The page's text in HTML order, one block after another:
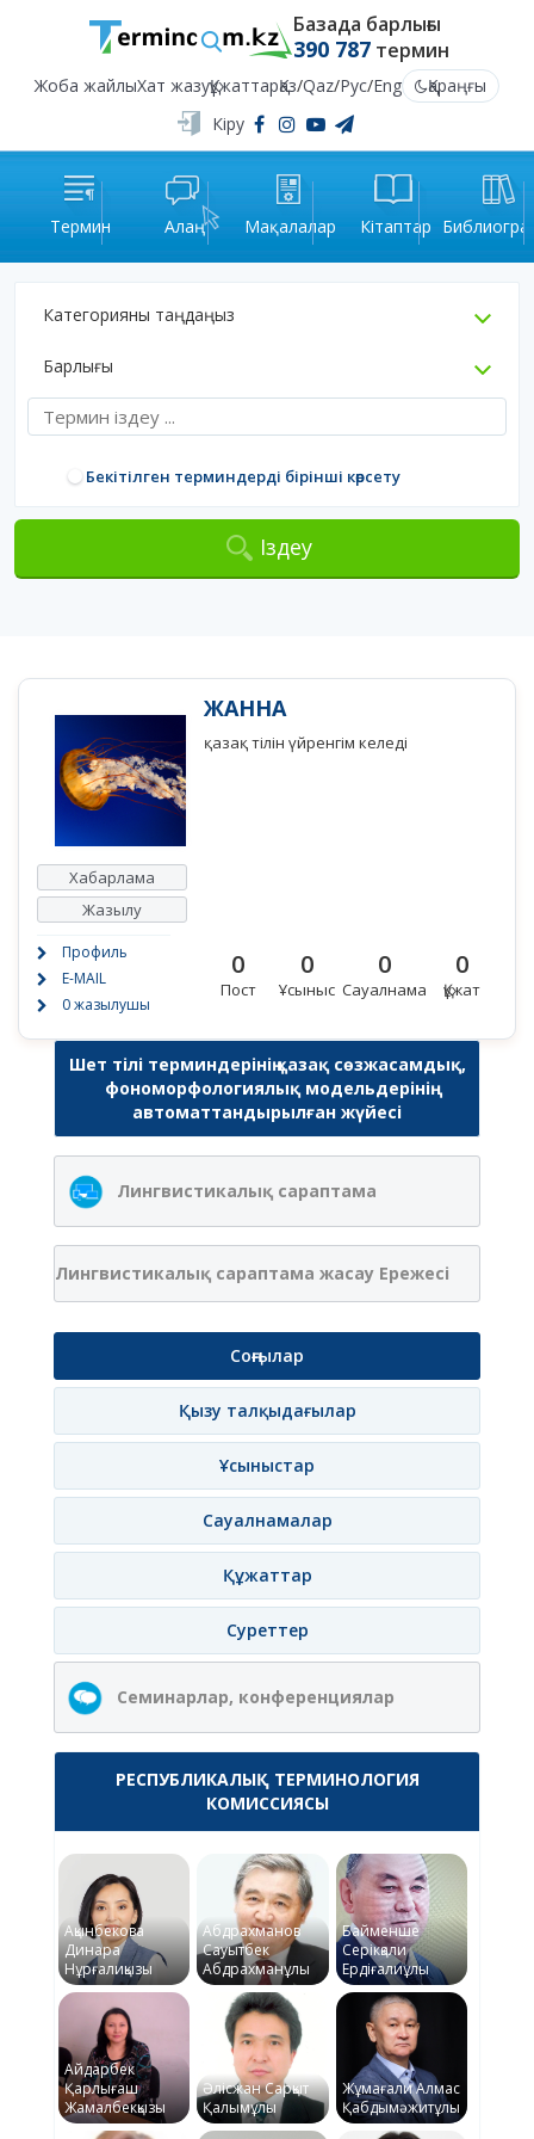
Базада барлығы
390 787термин
Жоба жайлыХат жазуҚұжаттарҚаз/Qaz/Рус/Eng
Қараңғы
Кіру
Термин Алаң Мақалалар Кітаптар
Категорияны таңдаңыз
Барлығы
Бекітілген терминдерді бірінші көрсету
Іздеу
Хабарлама
Жазылу
Профиль
E-MAIL
0 жазылушы
ЖАННА
қазақ тілін үйренгім келеді
0
Пост
0
Ұсыныс
0
Сауалнама
0
Құжат
Шет тілі терминдерінің қазақ сөзжасамдық,
фономорфологиялық модельдерінің
автоматтандырылған жүйесі
Лингвистикалық сараптама
Лингвистикалық сараптама жасау Ережесі
Соңғылар
Қызу талқыдағылар
Ұсыныстар
Сауалнамалар
Құжаттар
Суреттер
Семинарлар, конференциялар
РЕСПУБЛИКАЛЫҚ ТЕРМИНОЛОГИЯ
КОМИССИЯСЫ
Ақынбекова
Динара
Нұрғалиқызы
Абдрахманов
Сауытбек
Абдрахманұлы
Байменше
Серікқали
Ердіғалиұлы
Айдарбек
Қарлығаш
Жамалбекқызы
Әлісжан Сарқыт
Қалымұлы
Жұмағали Алмас
Қабдымәжитұлы